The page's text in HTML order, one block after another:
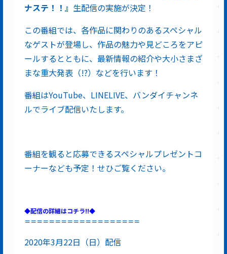
ナステ！！』 生配信の実施が決定！
この番組では、各作品に関わりのあるスペシャル
なゲストが登場し、作品の魅力や見どころをアピ
ールするとともに、最新情報の紹介や大小さまざ
まな重大発表（!?）などを行います！
番組はYouTube、LINELIVE、バンダイチャンネ
ルでライブ配信いたします。
番組を観ると応募できるスペシャルプレゼントコ
ーナーなども予定！せひご覧ください。
◆配信の詳細はコチラ!!◆
＝＝＝＝＝＝＝＝＝＝＝＝＝＝＝＝＝＝＝
2020年3月22日（日）配信